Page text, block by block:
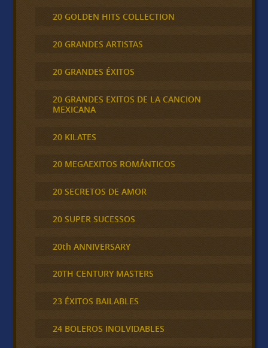
20 GOLDEN HITS COLLECTION
20 GRANDES ARTISTAS
20 GRANDES ÉXITOS
20 GRANDES EXITOS DE LA CANCION
MEXICANA
20 KILATES
20 MEGAEXITOS ROMÁNTICOS
20 SECRETOS DE AMOR
20 SUPER SUCESSOS
20th ANNIVERSARY
20TH CENTURY MASTERS
23 ÉXITOS BAILABLES
24 BOLEROS INOLVIDABLES